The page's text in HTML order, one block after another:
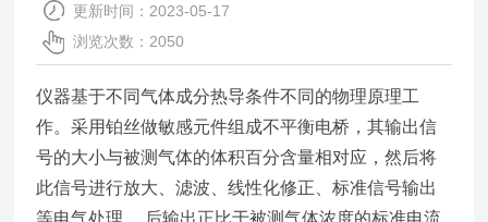
更新时间：2023-05-17
浏览次数：2050
仪器基于不同气体成分热导条件不同的物理原理工
作。采用铂丝做敏感元件组成不平衡电桥，其输出信
号的大小与被测气体的体积百分含量相对应，然后将
此信号进行放大、滤波、线性化修正、标准信号输出
等电气处理，.后输出正比于被测气体浓度的标准电流